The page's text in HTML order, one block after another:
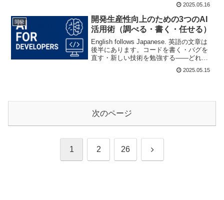
発、バグ修正、チームメイトのプルリク
エスト（PR）レビュー、...
2025.05.16
開発
開発生産性向上のための3つのAI
活用術（調べる・書く・任せる）
English follows Japanese. 英語の文章は
後半にあります。コードを書く・バグを
直す・新しい技術を勉強する――どれも
ろですが、どれも大変な業務です。大変
2025.05.15
次のページ
1 2 26 次